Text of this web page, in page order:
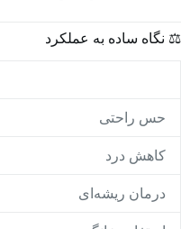
⚖️ نگاه ساده به عملکرد
حس راحتی
کاهش درد
درمان ریشه‌ای